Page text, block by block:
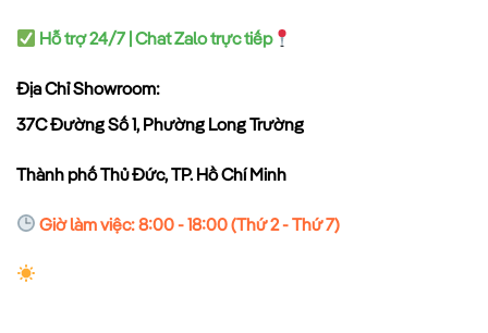
Hỗ trợ 24/7 | Chat Zalo trực tiếp
Địa Chỉ Showroom:
37C Đường Số 1, Phường Long Trường
Thành phố Thủ Đức, TP. Hồ Chí Minh
Giờ làm việc: 8:00 - 18:00 (Thứ 2 - Thứ 7)